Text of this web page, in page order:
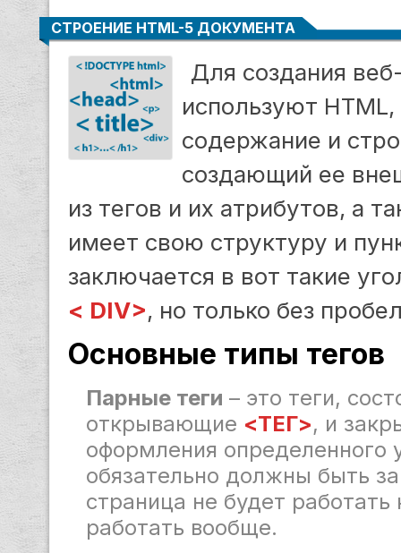
СТРОЕНИЕ HTML-5 ДОКУМЕНТА
Для создания
используют
содержание и
создающий ее
из тегов и их атрибутов, а
имеет свою структуру и
заключается в вот такие
< DIV>, но только без
Основные типы тегов
Парные теги – это теги,
открывающие <ТЕГ>, и
оформления определенного
обязательно должны быть
страница не будет
работать вообще.